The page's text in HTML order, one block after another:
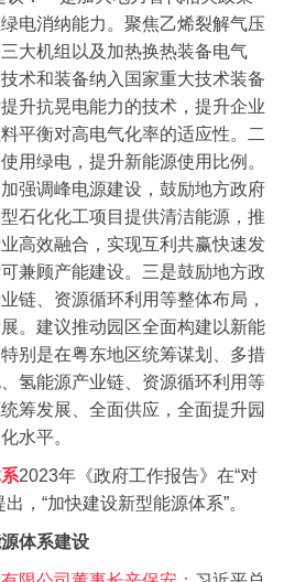
电消纳能力。聚焦乙烯裂解气压
大机组以及加热换热装备电气
术和装备纳入国家重大技术装备
升抗晃电能力的技术，提升企业
平衡对高电气化率的适应性。
二
用绿电，提升新能源使用比例。
强调峰电源建设，鼓励地方政府
石化化工项目提供清洁能源，推
高效融合，实现互利共赢快速发
兼顾产能建设。 三是鼓励地方政
链、资源循环利用等整体布局，
。建议推动园区全面构建以新能
别是在粤东地区统筹谋划、多措
氢能源产业链、资源循环利用等
筹发展、全面供应，全面提升园
水平。
2023年《政府工作报告》在“对
，“加快建设新型能源体系”。
体系建设